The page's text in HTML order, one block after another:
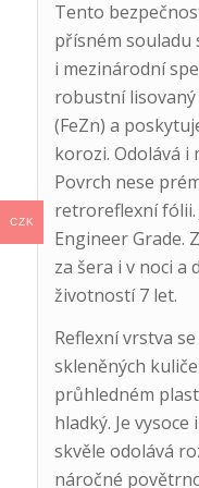
Tento
přísném souladu
i mezinárodní
robustní lisovaný
(FeZn) a
korozi. Odolává i
Povrch nese
retroreflexní fólii.
Engineer Grade.
za šera i v noci
životností 7 let.
Reflexní vrstva
skleněných
průhledném
hladký. Je
skvěle odolává
náročné
CZK